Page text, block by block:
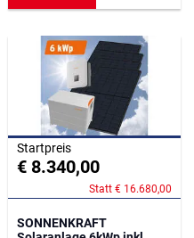
Startpreis
€ 8.340,00
Statt € 16.680,00
SONNENKRAFT